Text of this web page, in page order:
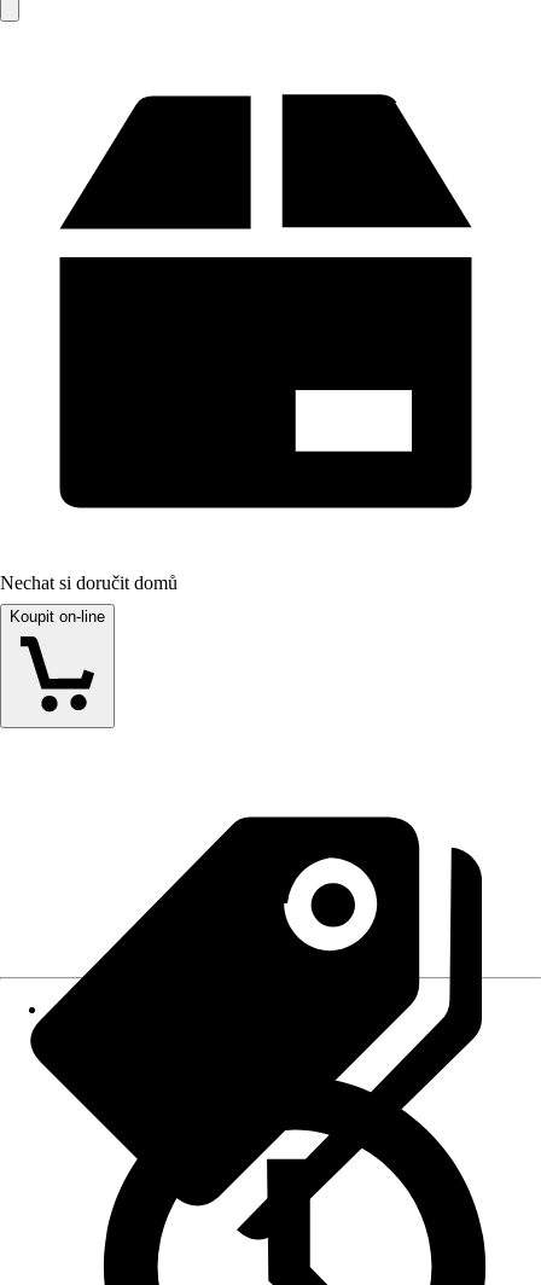
Nechat si doručit domů
Koupit on-line